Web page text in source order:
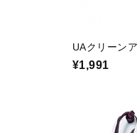
UAクリーン
¥1,991